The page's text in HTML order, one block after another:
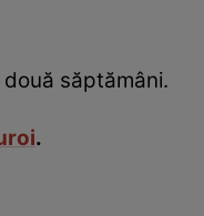
săptămâni.
.